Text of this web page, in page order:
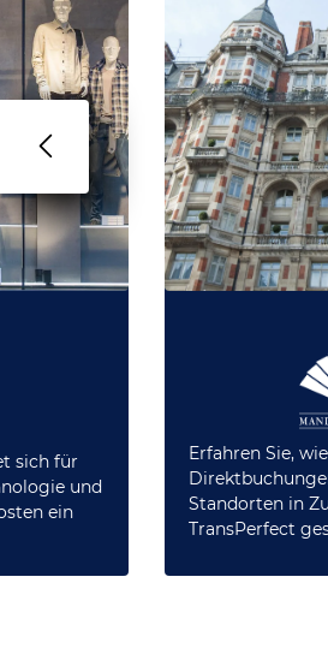
sich für
und
ein
Erfahren Sie,
Standorten in
TransPerfect